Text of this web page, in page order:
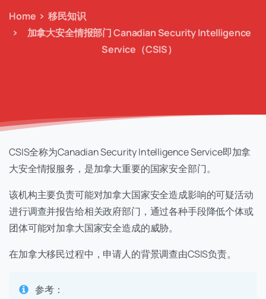
Home
移民知识
加拿大安全情报部门 Canadian Security Intelligence
Service（CSIS）
CSIS全称为Canadian Security Intelligence Service即加拿
大安全情报服务，是加拿大重要的国家安全部门。
该机构主要负责可能对加拿大国家安全造成影响的可疑活动
进行调查并报告给相关政府部门，通过各种手段降低个体或
团体可能对加拿大国家安全造成的威胁。
在加拿大移民过程中，申请人的背景调查由CSIS负责。
参考：